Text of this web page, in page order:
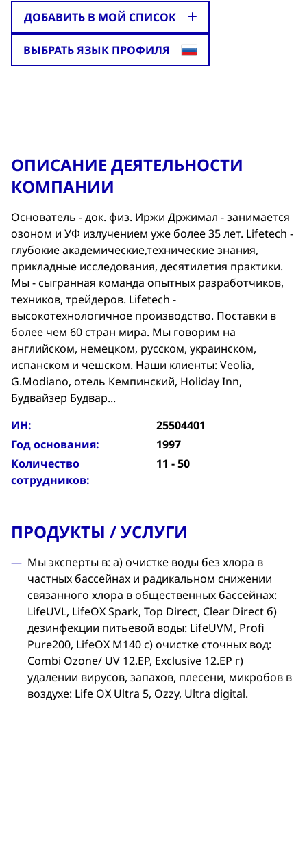
ДОБАВИТЬ В МОЙ СПИСОК
ВЫБРАТЬ ЯЗЫК ПРОФИЛЯ
ОПИСАНИЕ ДЕЯТЕЛЬНОСТИ
КОМПАНИИ
Основатель - док. физ. Иржи Држимал - занимается
озоном и УФ излучением уже более 35 лет. Lifetech -
глубокие академические,технические знания,
прикладные исследования, десятилетия практики.
Мы - сыгранная команда опытных разработчиков,
техников, трейдеров. Lifetech -
высокотехнологичное производство. Поставки в
более чем 60 стран мира. Мы говорим на
английском, немецком, русском, украинском,
испанском и чешском. Наши клиенты: Veolia,
G.Modiano, отель Кемпинский, Holiday Inn,
Будвайзер Будвар...
ИН:
25504401
Год основания:
1997
Количество
сотрудников:
11 - 50
ПРОДУКТЫ / УСЛУГИ
Мы эксперты в: а) очистке воды без хлора в
частных бассейнах и радикальном снижении
связанного хлора в общественных бассейнах:
LifeUVL, LifeOX Spark, Top Direct, Clear Direct б)
дезинфекции питьевой воды: LifeUVM, Profi
Pure200, LifeOX M140 c) очистке сточных вод:
Combi Ozone/ UV 12.EP, Exclusive 12.EP г)
удалении вирусов, запахов, плесени, микробов в
воздухе: Life OX Ultra 5, Ozzy, Ultra digital.